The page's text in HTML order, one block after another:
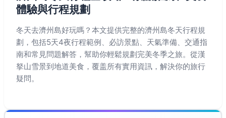
體驗與行程規劃
冬天去濟州島好玩嗎？本文提供完整的濟州島冬天行程規
劃，包括5天4夜行程範例、必訪景點、天氣準備、交通指
南和常見問題解答，幫助你輕鬆規劃完美冬季之旅。從漢
拏山雪景到地道美食，覆盖所有實用資訊，解決你的旅行
疑問。